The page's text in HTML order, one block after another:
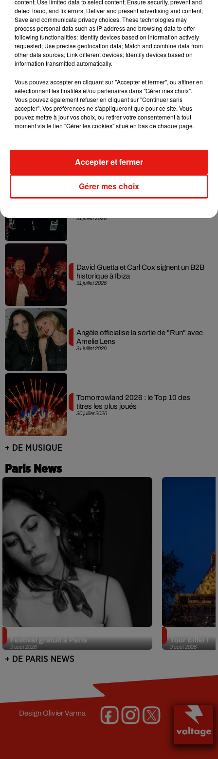
Musique
6 août 2026
dimension avec son premier...
31 juillet 2026
31 juillet 2026
David Guetta et Carl Cox signent un B2B
historique à Ibiza
31 juillet 2026
Angèle officialise la sortie de "Run" avec
Amelie Lens
30 juillet 2026
Tomorrowland 2026 : le Top 10 des
titres les plus joués
+ DE MUSIQUE
Paris News
3 août 2026
Festival gratuit à Paris
3 août 2026
Tour Eiffel !
+ DE PARIS NEWS
DesignOlivier Varma
content; Use limited data to select content; Ensure security, prevent and
detect fraud, and fix errors; Deliver and present advertising and content;
Save and communicate privacy choices. These technologies may
process personal data such as IP address and browsing data to offer
following functionalities: Identify devices based on information actively
requested; Use precise geolocation data; Match and combine data from
other data sources; Link different devices; Identify devices based on
information transmitted automatically.
Vous pouvez accepter en cliquant sur "Accepter et fermer", ou affiner en
sélectionnant les finalités et/ou partenaires dans "Gérer mes choix".
Vous pouvez également refuser en cliquant sur "Continuer sans
accepter". Vos préférences ne s'appliqueront que pour ce site. Vous
pouvez mettre à jour vos choix, ou retirer votre consentement à tout
moment via le lien "Gérer les cookies" situé en bas de chaque page.
Gérer mes choix
Accepter et fermer